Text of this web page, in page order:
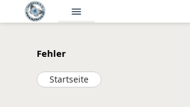
menu
Fehler
Startseite